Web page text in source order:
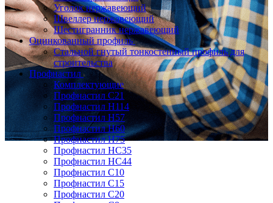
Уголок нержавеющий
Швеллер нержавеющий
Шестигранник нержавеющий
Оцинкованный профиль
Стальной гнутый тонкостенный профиль для
строительства
Профнастил
Комплектующие
Профнастил C21
Профнастил Н114
Профнастил Н57
Профнастил Н60
Профнастил Н75
Профнастил НС35
Профнастил НС44
Профнастил С10
Профнастил С15
Профнастил С20